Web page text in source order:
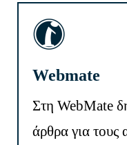
Webmate
Στη WebMate
άρθρα για